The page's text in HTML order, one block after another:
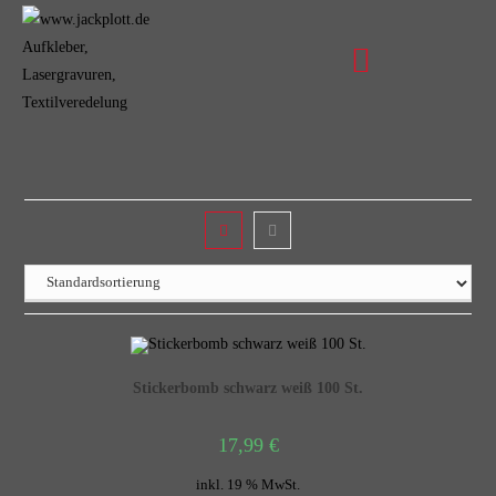
Stickerbomb schwarz weiß 100 St.
17,99 €
inkl. 19 % MwSt.